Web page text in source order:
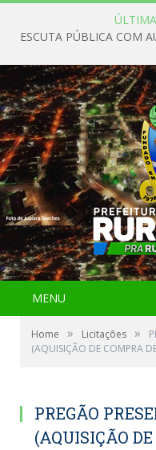
MENU
Home » Licitações »
(AQUISIÇÃO DE COMPRA
PREGÃO
(AQUISIÇÃO